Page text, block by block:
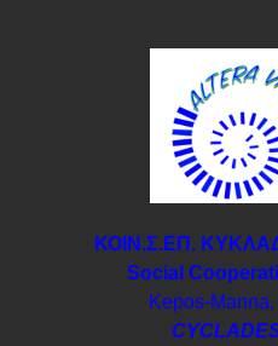
ΚΟΙΝ.Σ.ΕΠ.
Social
Kepos-